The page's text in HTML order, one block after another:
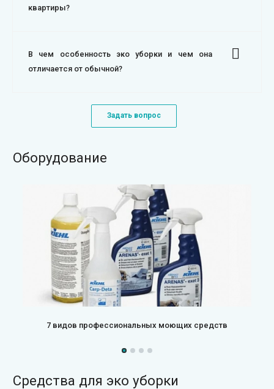
квартиры?
В чем особенность эко уборки и чем она
отличается от обычной?
Задать вопрос
Оборудование
7 видов профессиональных моющих средств
Средства для эко уборки